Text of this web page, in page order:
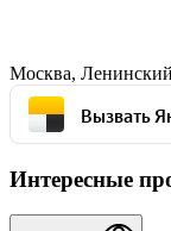
Москва,
Вызвать
Интересные